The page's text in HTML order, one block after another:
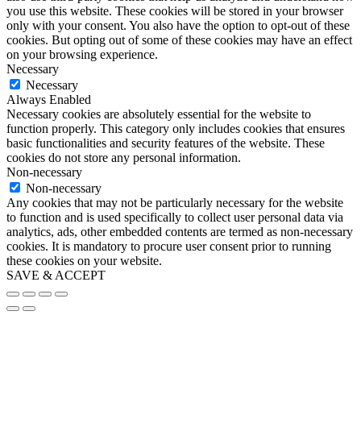
you use this website. These cookies will be stored in your browser
only with your consent. You also have the option to opt-out of these
cookies. But opting out of some of these cookies may have an effect
on your browsing experience.
Necessary
Necessary
Always Enabled
Necessary cookies are absolutely essential for the website to
function properly. This category only includes cookies that ensures
basic functionalities and security features of the website. These
cookies do not store any personal information.
Non-necessary
Non-necessary
Any cookies that may not be particularly necessary for the website
to function and is used specifically to collect user personal data via
analytics, ads, other embedded contents are termed as non-necessary
cookies. It is mandatory to procure user consent prior to running
these cookies on your website.
SAVE & ACCEPT